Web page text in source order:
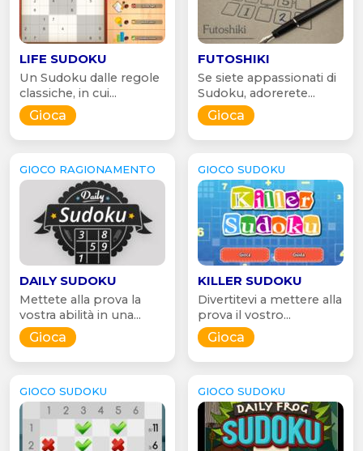
LIFE SUDOKU
Un Sudoku dalle regole
classiche, in cui...
Gioca
FUTOSHIKI
Se siete appassionati di
Sudoku, adorerete...
Gioca
GIOCO RAGIONAMENTO
DAILY SUDOKU
Mettete alla prova la
vostra abilità in una...
Gioca
GIOCO SUDOKU
KILLER SUDOKU
Divertitevi a mettere alla
prova il vostro...
Gioca
GIOCO SUDOKU GIOCO SUDOKU